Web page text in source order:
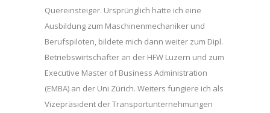
Quereinsteiger. Ursprünglich hatte ich eine
Ausbildung zum Maschinenmechaniker und
Berufspiloten, bildete mich dann weiter zum Dipl.
Betriebswirtschafter an der HFW Luzern und zum
Executive Master of Business Administration
(EMBA) an der Uni Zürich. Weiters fungiere ich als
Vizepräsident der Transportunternehmungen